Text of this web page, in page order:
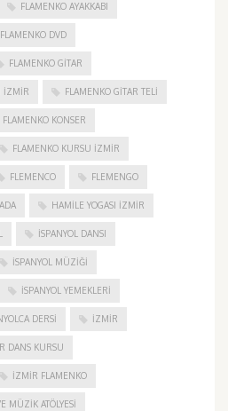
FLAMENKO AYAKKABI
FLAMENKO DVD
FLAMENKO GITAR
İZMIR FLAMENKO GITAR TELI
FLAMENKO KONSER
FLAMENKO KURSU İZMIR
FLEMENCO FLEMENGO
HAMILE YOGASI İZMIR
İSPANYOL DANSI
İSPANYOL MÜZIĞI
İSPANYOL YEMEKLERI
DERSI IZMIR
DANS KURSU
IZMIR FLAMENKO
MÜZIK ATÖLYESI